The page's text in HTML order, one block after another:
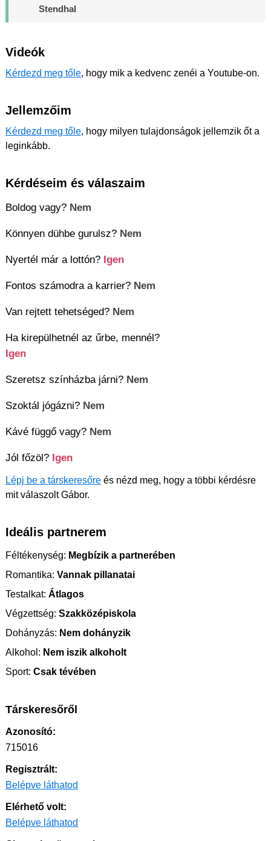
Stendhal
Videók
Kérdezd meg tőle, hogy mik a kedvenc zenéi a Youtube-on.
Jellemzőim
Kérdezd meg tőle, hogy milyen tulajdonságok jellemzik őt a
leginkább.
Kérdéseim és válaszaim
Boldog vagy? Nem
Könnyen dühbe gurulsz? Nem
Nyertél már a lottón? Igen
Fontos számodra a karrier? Nem
Van rejtett tehetséged? Nem
Ha kirepülhetnél az űrbe, mennél?
Igen
Szeretsz színházba járni? Nem
Szoktál jógázni? Nem
Kávé függő vagy? Nem
Jól főzöl? Igen
Lépj be a társkeresőre és nézd meg, hogy a többi kérdésre
mit válaszolt Gábor.
Ideális partnerem
Féltékenység: Megbízik a partnerében
Romantika: Vannak pillanatai
Testalkat: Átlagos
Végzettség: Szakközépiskola
Dohányzás: Nem dohányzik
Alkohol: Nem iszik alkoholt
Sport: Csak tévében
Társkeresőről
Azonosító:
715016
Regisztrált:
Belépve láthatod
Elérhető volt:
Belépve láthatod